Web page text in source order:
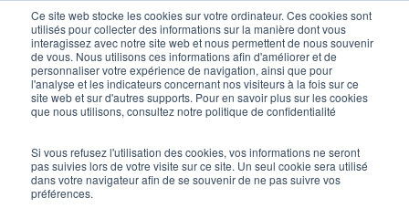
Ce site web stocke les cookies sur votre ordinateur. Ces cookies sont
utilisés pour collecter des informations sur la manière dont vous
interagissez avec notre site web et nous permettent de nous souvenir
de vous. Nous utilisons ces informations afin d'améliorer et de
personnaliser votre expérience de navigation, ainsi que pour
l'analyse et les indicateurs concernant nos visiteurs à la fois sur ce
site web et sur d'autres supports. Pour en savoir plus sur les cookies
que nous utilisons, consultez notre politique de confidentialité
Si vous refusez l'utilisation des cookies, vos informations ne seront
pas suivies lors de votre visite sur ce site. Un seul cookie sera utilisé
dans votre navigateur afin de se souvenir de ne pas suivre vos
préférences.
main
content